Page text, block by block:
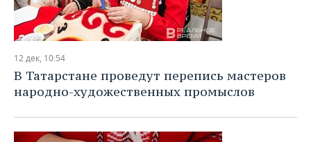
12 дек, 10:54
В Татарстане проведут перепись мастеров
народно-художественных промыслов